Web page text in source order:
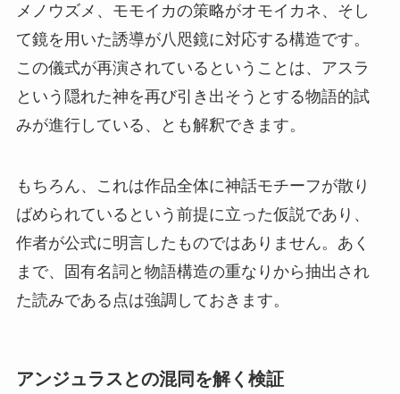
メノウズメ、モモイカの策略がオモイカネ、そし
て鏡を用いた誘導が八咫鏡に対応する構造です。
この儀式が再演されているということは、アスラ
という隠れた神を再び引き出そうとする物語的試
みが進行している、とも解釈できます。
もちろん、これは作品全体に神話モチーフが散り
ばめられているという前提に立った仮説であり、
作者が公式に明言したものではありません。あく
まで、固有名詞と物語構造の重なりから抽出され
た読みである点は強調しておきます。
アンジュラスとの混同を解く検証